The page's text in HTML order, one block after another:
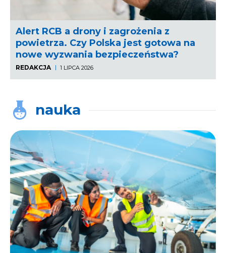
Alert RCB a drony i zagrożenia z
powietrza. Czy Polska jest gotowa na
nowe wyzwania bezpieczeństwa?
REDAKCJA 1 LIPCA 2026
nauka